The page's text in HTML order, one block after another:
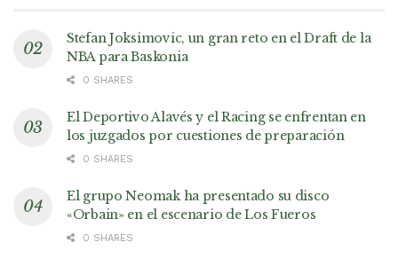
Stefan Joksimovic, un gran reto en el Draft de la
NBA para Baskonia
0 SHARES
El Deportivo Alavés y el Racing se enfrentan en
los juzgados por cuestiones de preparación
0 SHARES
El grupo Neomak ha presentado su disco
«Orbain» en el escenario de Los Fueros
0 SHARES